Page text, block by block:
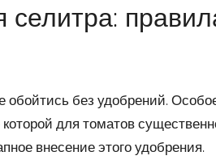
селитра:
без удобрений.
для томатов
внесение этого удобрения.